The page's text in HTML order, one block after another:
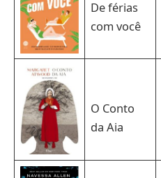
De férias
com você
O Conto
da Aia